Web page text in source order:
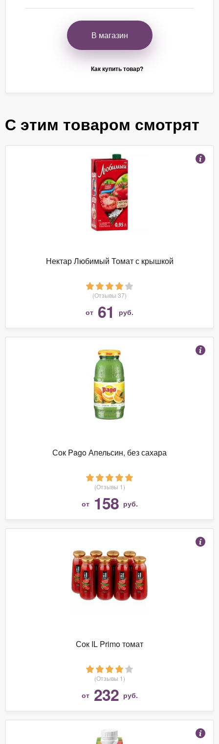
В магазин
Как купить товар?
С этим товаром смотрят
Нектар Любимый Томат с крышкой
(Отзывы 37)
от 61 руб.
Сок Pago Апельсин, без сахара
(Отзывы 1)
от 158 руб.
Сок IL Primo томат
(Отзывы 1)
от 232 руб.